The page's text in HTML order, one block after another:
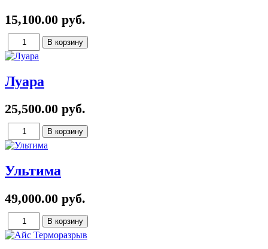
15,100.00 руб.
Луара
25,500.00 руб.
Ультима
49,000.00 руб.